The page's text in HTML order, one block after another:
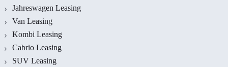
Jahreswagen Leasing
Van Leasing
Kombi Leasing
Cabrio Leasing
SUV Leasing